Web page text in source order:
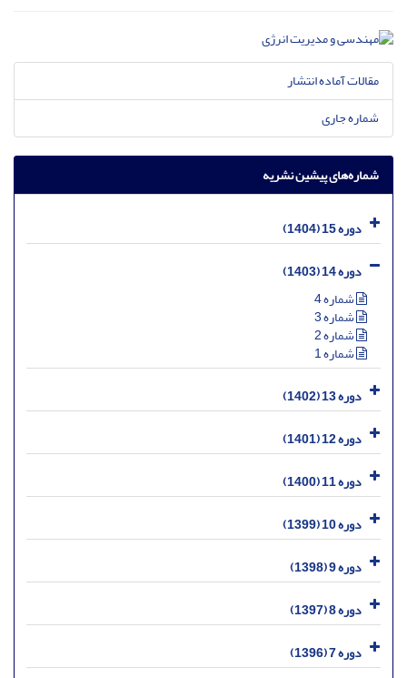
مقالات آماده انتشار
شماره جاری
شماره‌های پیشین نشریه
دوره 15 (1404)
دوره 14 (1403)
شماره 4
شماره 3
شماره 2
شماره 1
دوره 13 (1402)
دوره 12 (1401)
دوره 11 (1400)
دوره 10 (1399)
دوره 9 (1398)
دوره 8 (1397)
دوره 7 (1396)